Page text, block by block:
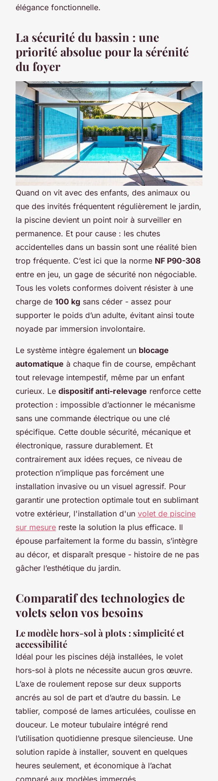
élégance fonctionnelle.
La sécurité du bassin : une
priorité absolue pour la sérénité
du foyer
Quand on vit avec des enfants, des animaux ou
que des invités fréquentent régulièrement le jardin,
la piscine devient un point noir à surveiller en
permanence. Et pour cause : les chutes
accidentelles dans un bassin sont une réalité bien
trop fréquente. C’est ici que la norme NF P90-308
entre en jeu, un gage de sécurité non négociable.
Tous les volets conformes doivent résister à une
charge de 100 kg sans céder - assez pour
supporter le poids d’un adulte, évitant ainsi toute
noyade par immersion involontaire.
Le système intègre également un blocage
automatique à chaque fin de course, empêchant
tout relevage intempestif, même par un enfant
curieux. Le dispositif anti-relevage renforce cette
protection : impossible d’actionner le mécanisme
sans une commande électrique ou une clé
spécifique. Cette double sécurité, mécanique et
électronique, rassure durablement. Et
contrairement aux idées reçues, ce niveau de
protection n’implique pas forcément une
installation invasive ou un visuel agressif. Pour
garantir une protection optimale tout en sublimant
votre extérieur, l'installation d'un volet de piscine
sur mesure reste la solution la plus efficace. Il
épouse parfaitement la forme du bassin, s’intègre
au décor, et disparaît presque - histoire de ne pas
gâcher l’esthétique du jardin.
Comparatif des technologies de
volets selon vos besoins
Le modèle hors-sol à plots : simplicité et
accessibilité
Idéal pour les piscines déjà installées, le volet
hors-sol à plots ne nécessite aucun gros œuvre.
L’axe de roulement repose sur deux supports
ancrés au sol de part et d’autre du bassin. Le
tablier, composé de lames articulées, coulisse en
douceur. Le moteur tubulaire intégré rend
l’utilisation quotidienne presque silencieuse. Une
solution rapide à installer, souvent en quelques
heures seulement, et économique à l’achat